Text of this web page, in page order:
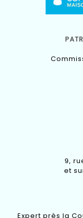
9,
et
Expert près la